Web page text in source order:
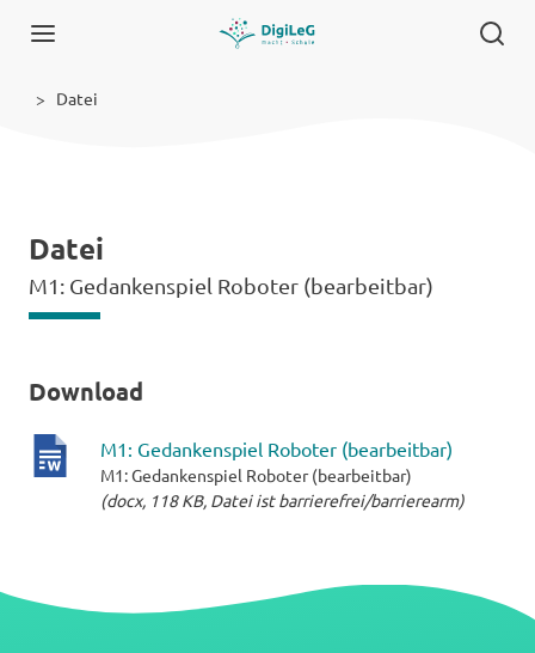
Datei
Datei
M1: Gedankenspiel Roboter (bearbeitbar)
Download
M1: Gedankenspiel Roboter (bearbeitbar)
M1: Gedankenspiel Roboter (bearbeitbar)
(docx, 118 KB, Datei ist barrierefrei/barrierearm)